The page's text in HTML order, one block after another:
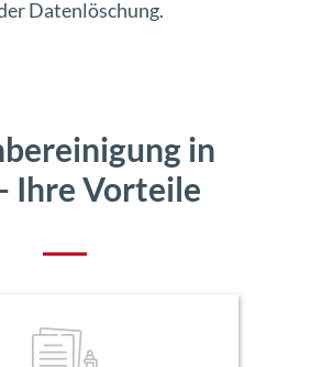
Datenlöschung.
in
Ihre Vorteile